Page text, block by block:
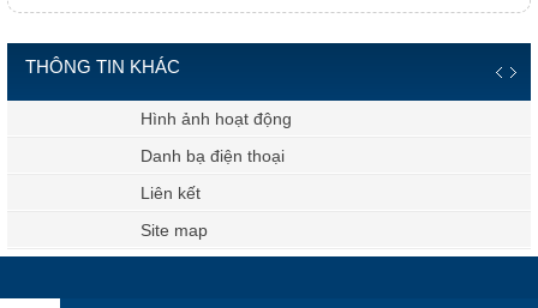
THÔNG TIN KHÁC
Hình ảnh hoạt động
Danh bạ điện thoại
Site map